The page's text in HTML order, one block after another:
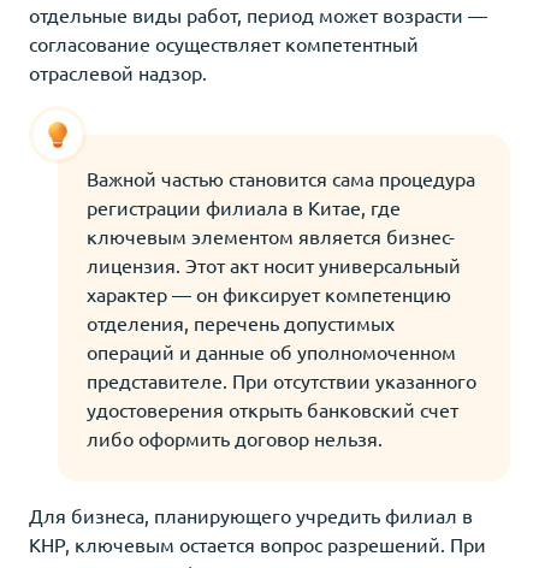
отдельные виды работ, период может возрасти —
согласование осуществляет компетентный
отраслевой надзор.
Важной частью становится сама процедура
регистрации филиала в Китае, где
ключевым элементом является бизнес-
лицензия. Этот акт носит универсальный
характер — он фиксирует компетенцию
отделения, перечень допустимых
операций и данные об уполномоченном
представителе. При отсутствии указанного
удостоверения открыть банковский счет
либо оформить договор нельзя.
Для бизнеса, планирующего учредить филиал в
КНР, ключевым остается вопрос разрешений. При